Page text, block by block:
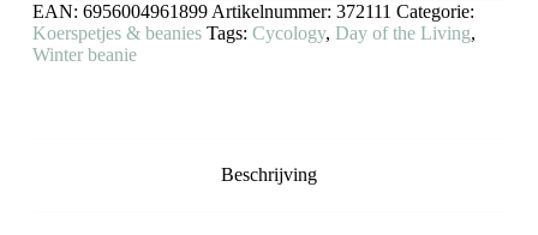
EAN: 6956004961899 Artikelnummer: 372111 Categorie:
Koerspetjes & beanies Tags: Cycology, Day of the Living,
Winter beanie
Beschrijving